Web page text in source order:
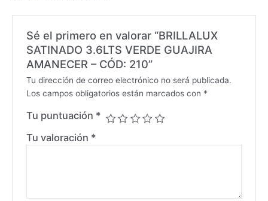
Sé el primero en valorar “BRILLALUX
SATINADO 3.6LTS VERDE GUAJIRA
AMANECER – CÓD: 210”
Tu dirección de correo electrónico no será publicada.
Los campos obligatorios están marcados con *
Tu puntuación *
Tu valoración *